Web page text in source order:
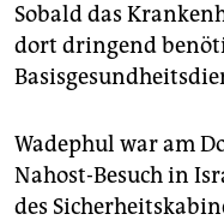
Sobald das
dort dringend
Wadephul war am
Nahost-Besuch in
des